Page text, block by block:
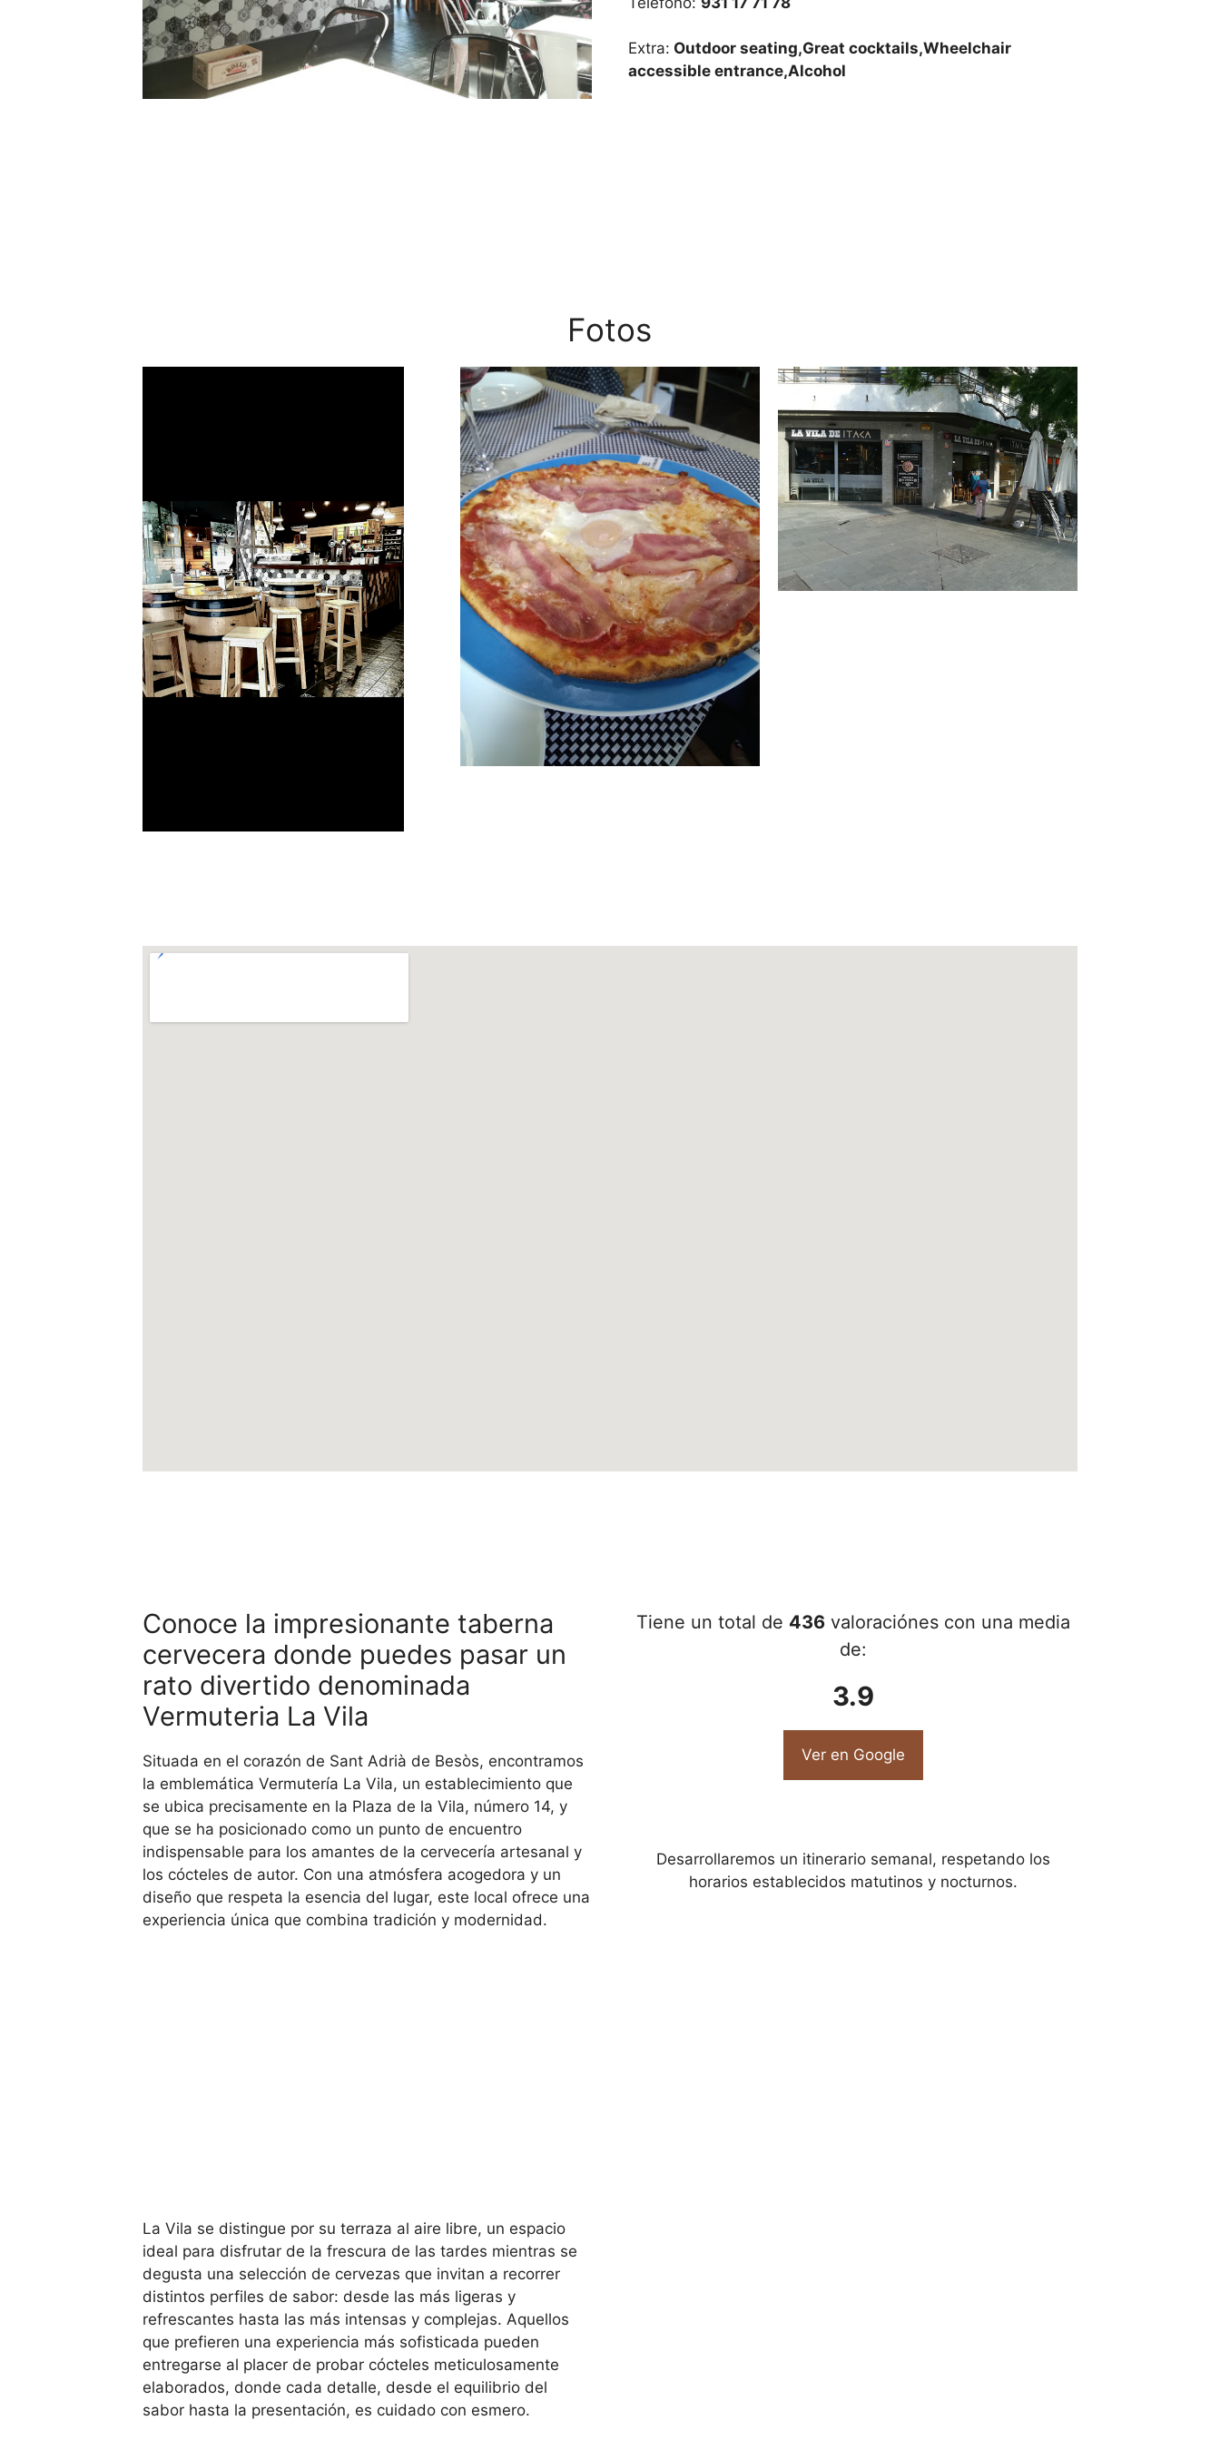
Extra: Outdoor seating,Great cocktails,Wheelchair
accessible entrance,Alcohol
Fotos
Conoce la impresionante taberna
cervecera donde puedes pasar un
rato divertido denominada
Vermuteria La Vila
Situada en el corazón de Sant Adrià de Besòs, encontramos
la emblemática Vermutería La Vila, un establecimiento que
se ubica precisamente en la Plaza de la Vila, número 14, y
que se ha posicionado como un punto de encuentro
indispensable para los amantes de la cervecería artesanal y
los cócteles de autor. Con una atmósfera acogedora y un
diseño que respeta la esencia del lugar, este local ofrece una
experiencia única que combina tradición y modernidad.
La Vila se distingue por su terraza al aire libre, un espacio
ideal para disfrutar de la frescura de las tardes mientras se
degusta una selección de cervezas que invitan a recorrer
distintos perfiles de sabor: desde las más ligeras y
refrescantes hasta las más intensas y complejas. Aquellos
que prefieren una experiencia más sofisticada pueden
entregarse al placer de probar cócteles meticulosamente
elaborados, donde cada detalle, desde el equilibrio del
sabor hasta la presentación, es cuidado con esmero.
Tiene un total de 436valoraciónes con una media
de:
3.9
Ver en Google
Desarrollaremos un itinerario semanal, respetando los
horarios establecidos matutinos y nocturnos.